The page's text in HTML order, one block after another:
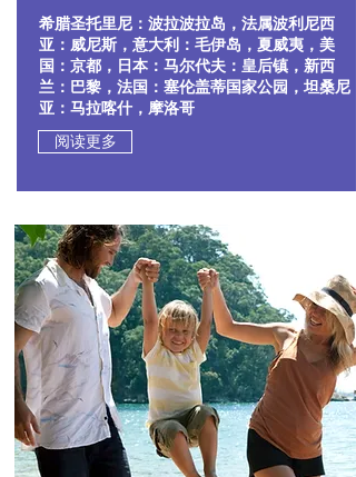
希腊圣托里尼：波拉波拉岛，法属波利尼西
亚：威尼斯，意大利：毛伊岛，夏威夷，美
国：京都，日本：马尔代夫：皇后镇，新西
兰：巴黎，法国：塞伦盖蒂国家公园，坦桑尼
亚：马拉喀什，摩洛哥
阅读更多